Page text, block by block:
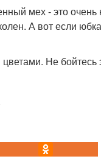
мех - это
А вот если
Не бойтесь